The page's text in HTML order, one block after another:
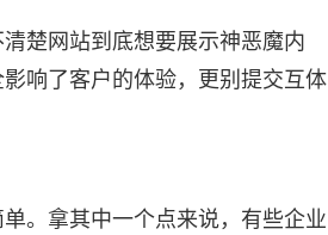
楚网站到底想要展示神恶魔内
响了客户的体验，更别提交互体
。拿其中一个点来说，有些企业